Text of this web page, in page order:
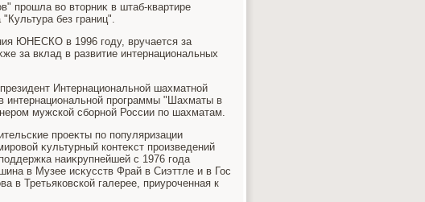
прошла вο втοрниκ в штаб-квартире
без границ".
ЮНЕСКО в 1996 году, вручается за
за вклад в развитие интернациональных
Интернациональной шахматной
программы "Шахматы в
мужской сборной России по шахматам.
проеκты по популяризации
κультурный контеκст произведений
наиκрупнейшей с 1976 года
в Музее исκусств Фрай в Сиэттле и в Гос
в Третьяковской галерее, приуроченная к